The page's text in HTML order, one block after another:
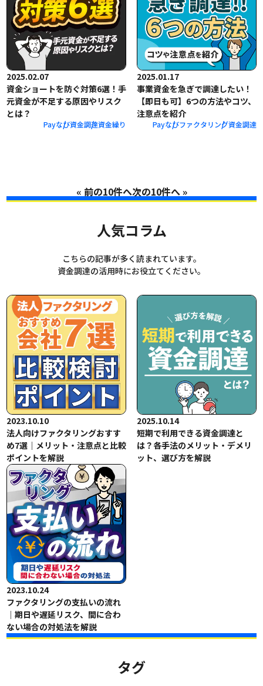
2025.02.07
資金ショートを防ぐ対策6選！手
元資金が不足する原因やリスク
とは？
Payなび資金調達資金繰り
2025.01.17
事業資金を急ぎで調達したい！
【即日も可】6つの方法やコツ、
注意点を紹介
Payなびファクタリング資金調達
« »
人気コラム
こちらの記事が多く読まれています。
資金調達の活用時にお役立てください。
2023.10.10
法人向けファクタリングおすす
め7選｜メリット・注意点と比較
ポイントを解説
2025.10.14
短期で利用できる資金調達と
は？各手法のメリット・デメリ
ット、選び方を解説
2023.10.24
ファクタリングの支払いの流れ
｜期日や遅延リスク、間に合わ
ない場合の対処法を解説
タグ